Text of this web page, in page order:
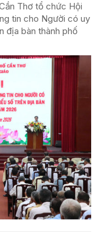
Thơ tổ chức Hội
tin cho Người có uy
địa bàn thành phố